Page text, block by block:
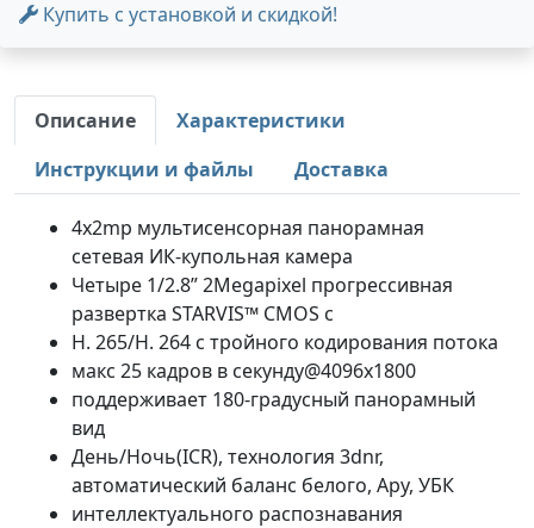
Купить с установкой и скидкой!
Описание
Характеристики
Инструкции и файлы
Доставка
4x2mp мультисенсорная панорамная
сетевая ИК-купольная камера
Четыре 1/2.8” 2Megapixel прогрессивная
развертка STARVIS™ CMOS с
Н. 265/H. 264 с тройного кодирования потока
макс 25 кадров в секунду@4096x1800
поддерживает 180-градусный панорамный
вид
День/Ночь(ICR), технология 3dnr,
автоматический баланс белого, Ару, УБК
интеллектуального распознавания